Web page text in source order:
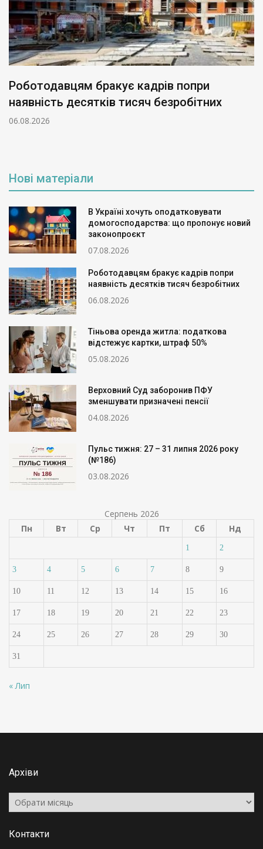
кадрів попри
тисяч безробітних
Тіньова
відстежує
Нові матеріали
В Україні хочуть оподатковувати
домогосподарства: що пропонує новий
законопроєкт
07.08.2026
Роботодавцям бракує кадрів попри
наявність десятків тисяч безробітних
06.08.2026
Тіньова оренда житла: податкова
відстежує картки, штраф 50%
05.08.2026
Верховний Суд заборонив ПФУ
зменшувати призначені пенсії
04.08.2026
Пульс тижня: 27 – 31 липня 2026 року
(№186)
03.08.2026
Серпень 2026
Пн
Вт Ср Чт Пт Сб Нд
1 2
3 4 5 6 7 8 9
10 11 12 13 14 15 16
17 18 19 20 21 22 23
24 25 26 27 28 29 30
31
« Лип
Архіви
Архіви
Контакти